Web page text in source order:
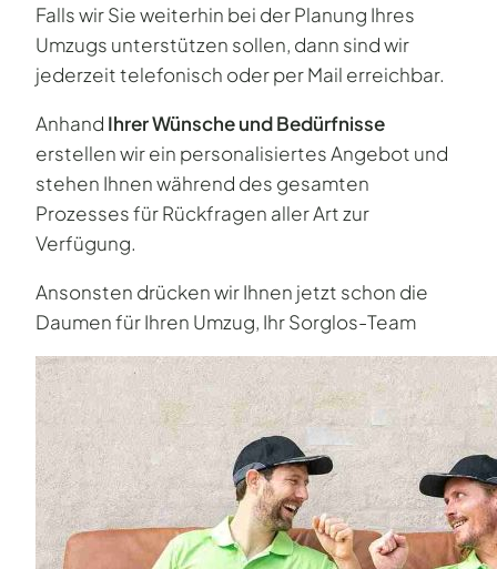
Falls wir Sie weiterhin bei der Planung Ihres
Umzugs unterstützen sollen, dann sind wir
jederzeit telefonisch oder per Mail erreichbar.
Anhand Ihrer Wünsche und Bedürfnisse
erstellen wir ein personalisiertes Angebot und
stehen Ihnen während des gesamten
Prozesses für Rückfragen aller Art zur
Verfügung.
Ansonsten drücken wir Ihnen jetzt schon die
Daumen für Ihren Umzug, Ihr Sorglos-Team